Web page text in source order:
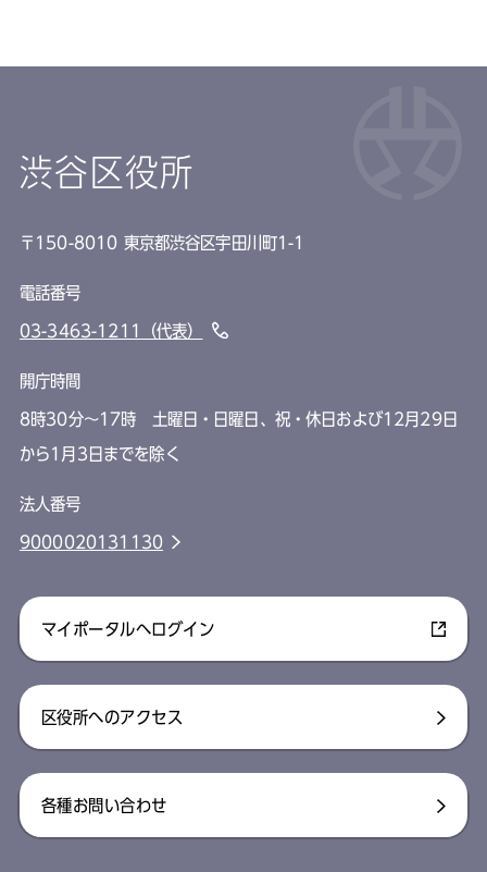
渋谷区役所
〒150-8010 東京都渋谷区宇田川町1-1
電話番号
03-3463-1211（代表）
開庁時間
8時30分～17時 土曜日・日曜日、祝・休日および12月29日
から1月3日までを除く
法人番号
9000020131130
マイポータルへログイン
区役所へのアクセス
各種お問い合わせ